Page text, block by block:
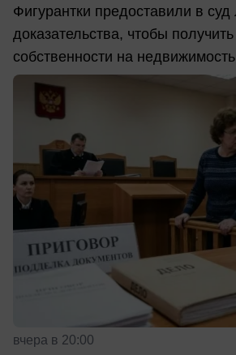
Фигурантки предоставили в
доказательства, чтобы
собственности на недвижимость
вчера в 20:00